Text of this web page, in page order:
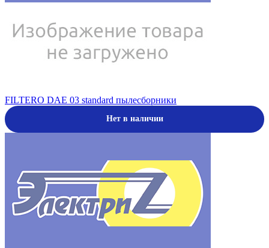
FILTERO DAE 03 standard пылесборники
Нет в наличии